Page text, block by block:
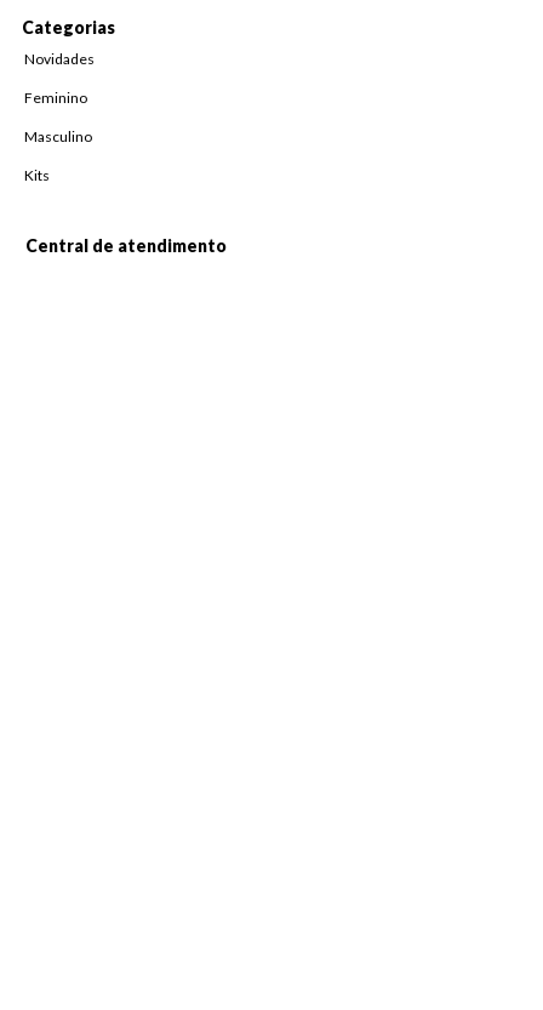
Categorias
Novidades
Feminino
Masculino
Kits
Central de atendimento